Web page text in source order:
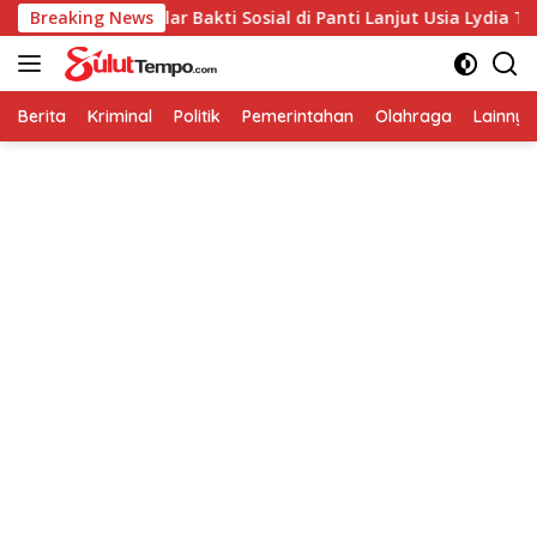
Langsung
ke
konten
Breaking News
Kampung Gelar Bakti Sosial di Panti Lanjut Usia Lydia
Berita Kriminal Politik Pemerintahan Olahraga Lainnya